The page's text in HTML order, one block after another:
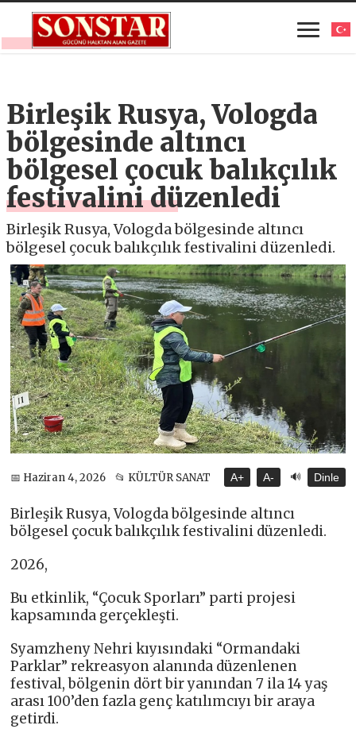
Birleşik Rusya, Vologda
bölgesinde altıncı
bölgesel çocuk balıkçılık
festivalini düzenledi
Birleşik Rusya, Vologda bölgesinde altıncı
bölgesel çocuk balıkçılık festivalini düzenledi.
📅 Haziran 4, 2026 📂 KÜLTÜR SANAT A+ A- 🔊 Dinle
Birleşik Rusya, Vologda bölgesinde altıncı
bölgesel çocuk balıkçılık festivalini düzenledi.
2026,
Bu etkinlik, “Çocuk Sporları” parti projesi
kapsamında gerçekleşti.
Syamzheny Nehri kıyısındaki “Ormandaki
Parklar” rekreasyon alanında düzenlenen
festival, bölgenin dört bir yanından 7 ila 14 yaş
arası 100’den fazla genç katılımcıyı bir araya
getirdi.